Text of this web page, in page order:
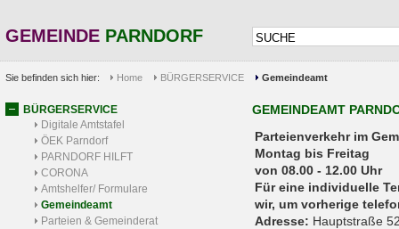
GEMEINDE PARNDORF
Sie befinden sich hier: Home BÜRGERSERVICE Gemeindeamt
BÜRGERSERVICE
Digitale Amtstafel
ÖEK Parndorf
PARNDORF HILFT
CORONA
Amtshelfer/ Formulare
Gemeindeamt
Parteien & Gemeinderat
GEMEINDEAMT
Parteienverkehr
Montag bis Freitag
von 08.00 - 12.00 Uhr
Für eine individuelle
wir, um vorherige
Adresse: Hauptstraße